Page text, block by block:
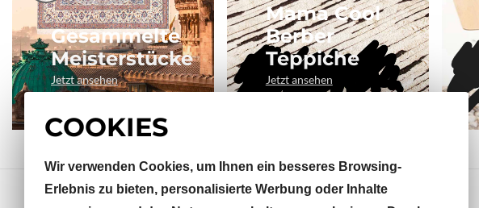
Gesammelte
Meisterstücke
Jetzt ansehen
Mama Cool
Berber
Teppiche
Jetzt ansehen
COOKIES
Wir verwenden Cookies, um Ihnen ein besseres Browsing-
Erlebnis zu bieten, personalisierte Werbung oder Inhalte